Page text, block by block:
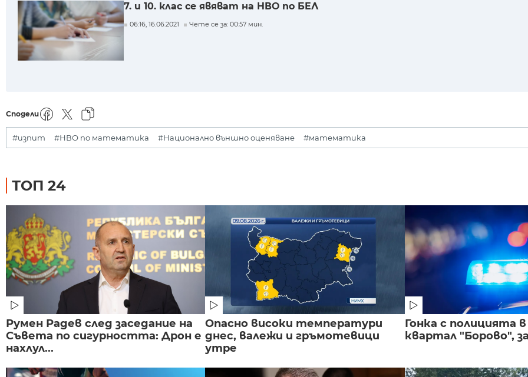
7. и 10. клас се явяват на НВО по БЕЛ
06:16, 16.06.2021 Чете се за: 00:57 мин.
Сподели
#изпит #НВО по математика #Национално външно оценяване #математика
ТОП 24
Румен Радев след заседание на
Съвета по сигурността: Дрон е
нахлул...
Опасно високи температури
днес, валежи и гръмотевици
утре
Гонка с полицията
квартал "Борово",